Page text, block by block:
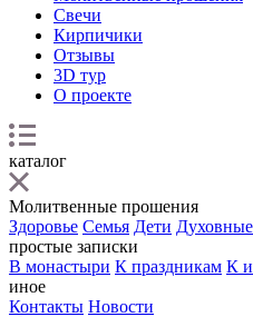
Свечи
Кирпичики
Отзывы
3D тур
О проекте
каталог
Молитвенные прошения
Здоровье Семья Дети
простые записки
В монастыри К праздникам К
иное
Контакты Новости